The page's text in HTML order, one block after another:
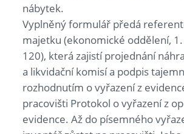
nábytek.
Vyplněný formulář předá
majetku (ekonomické oddělení,
120), která zajistí projednání
a likvidační komisí a podpis
rozhodnutím o vyřazení z
pracovišti Protokol o vyřazení z
evidence. Až do písemného